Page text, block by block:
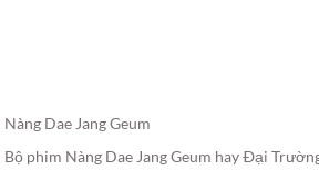
Nàng Dae Jang Geum
Bộ phim Nàng Dae Jang Geum hay Ðại